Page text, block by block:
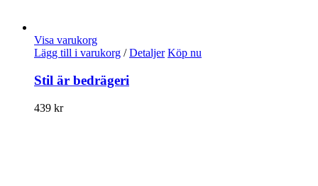
Visa varukorg
Lägg till i varukorg / Detaljer Köp nu
Stil är bedrägeri
439 kr